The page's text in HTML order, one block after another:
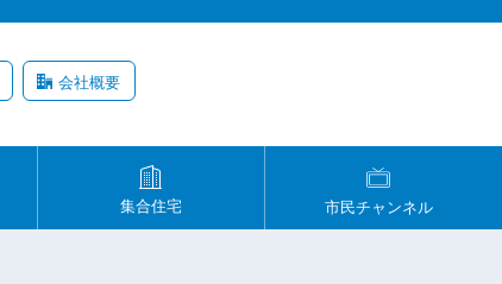
会社概要
集合住宅 市民チャンネル